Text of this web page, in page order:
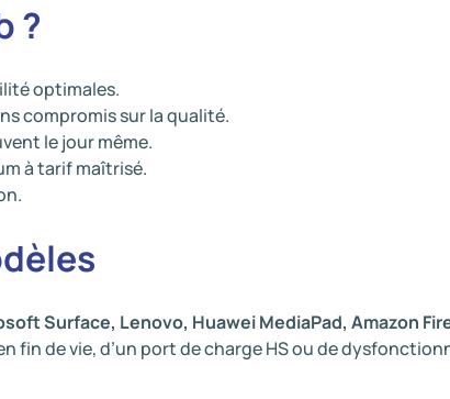
?
optimales.
compromis sur la qualité.
le jour même.
à tarif maîtrisé.
Surface, Lenovo, Huawei MediaPad, Amazon
fin de vie, d’un port de charge HS ou de